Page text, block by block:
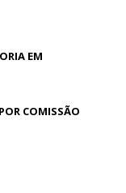
EM
COMISSÃO